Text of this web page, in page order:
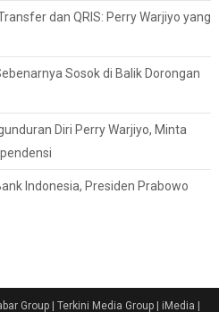
dan QRIS: Perry Warjiyo yang
Sosok di Balik Dorongan
Diri Perry Warjiyo, Minta
Indonesia, Presiden Prabowo
Group | Terkini Media Group | iMedia